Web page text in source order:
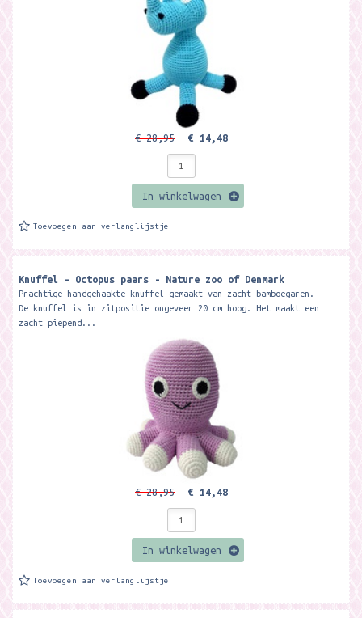
€ 28,95 € 14,48
In winkelwagen
Toevoegen aan verlanglijstje
Knuffel - Octopus paars - Nature zoo of Denmark
Prachtige handgehaakte knuffel gemaakt van zacht bamboegaren.
De knuffel is in zitpositie ongeveer 20 cm hoog. Het maakt een
zacht piepend...
€ 28,95 € 14,48
In winkelwagen
Toevoegen aan verlanglijstje